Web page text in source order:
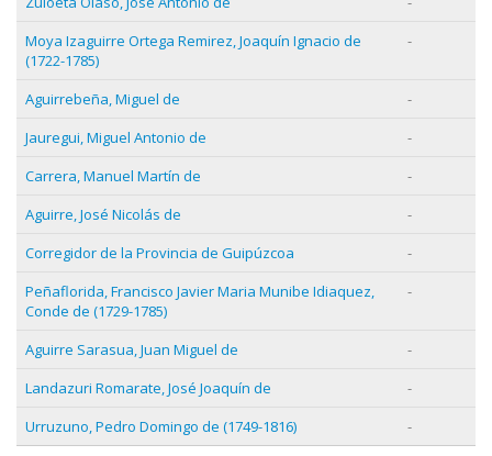
Moya Izaguirre Ortega Remirez, Joaquín Ignacio de
(1722-1785)
-
Aguirrebeña, Miguel de
-
Jauregui, Miguel Antonio de
-
Carrera, Manuel Martín de
-
Aguirre, José Nicolás de
-
Corregidor de la Provincia de Guipúzcoa
-
Peñaflorida, Francisco Javier Maria Munibe Idiaquez,
Conde de (1729-1785)
-
Aguirre Sarasua, Juan Miguel de
-
Landazuri Romarate, José Joaquín de
-
Urruzuno, Pedro Domingo de (1749-1816)
-